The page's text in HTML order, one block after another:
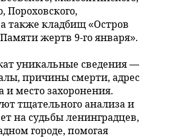
Пороховского,
также кладбищ «Остров
жертв 9-го января».
уникальные сведения —
причины смерти, адрес
и место захоронения.
тщательного анализа и
на судьбы ленинградцев,
городе, помогая